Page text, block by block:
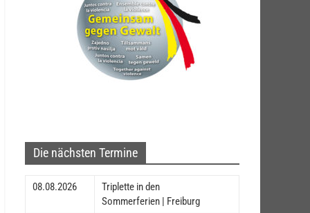
Die nächsten Termine
08.08.2026
Triplette in den
Sommerferien | Freiburg